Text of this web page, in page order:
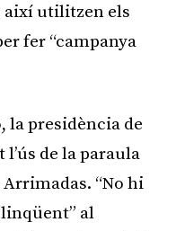
així utilitzen els
fer “campanya
la presidència de
de la paraula
“No hi
al